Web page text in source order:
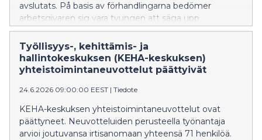
avslutats. På basis av förhandlingarna bedömer
arbetsgivaren sig vara tvungen att säga upp
sammanlagt 71 personer.
Työllisyys-, kehittämis- ja
hallintokeskuksen (KEHA-keskuksen)
yhteistoimintaneuvottelut päättyivät
24.6.2026 09:00:00 EEST | Tiedote
KEHA-keskuksen yhteistoimintaneuvottelut ovat
päättyneet. Neuvotteluiden perusteella työnantaja
arvioi joutuvansa irtisanomaan yhteensä 71 henkilöä.